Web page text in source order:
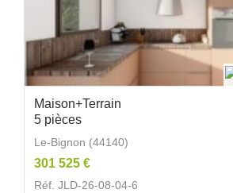
Maison+Terrain
5 pièces
Le-Bignon (44140)
301 525 €
Réf. JLD-26-08-04-6